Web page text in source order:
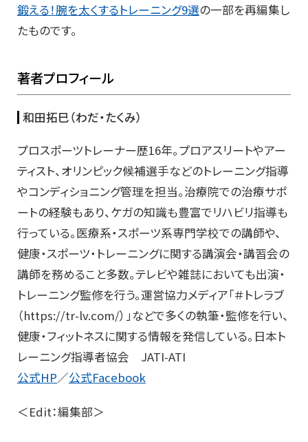
鍛える！腕を太くするトレーニング9選の一部を再編集し
たものです。
著者プロフィール
和田拓巳（わだ・たくみ）
プロスポーツトレーナー歴16年。プロアスリートやアー
ティスト、オリンピック候補選手などのトレーニング指導
やコンディショニング管理を担当。治療院での治療サポ
ートの経験もあり、ケガの知識も豊富でリハビリ指導も
行っている。​医療系・スポーツ系専門学校での講師や、
健康・スポーツ・トレーニングに関する講演会・講習会の
講師を務めること多数。テレビや雑誌においても出演・
トレーニング監修を行う。運営協力メディア「＃トレラブ
（https://tr-lv.com/）」などで多くの執筆・監修を行い、
健康・フィットネスに関する情報を発信している。日本ト
レーニング指導者協会 JATI-ATI
公式HP／公式Facebook
＜Edit：編集部＞